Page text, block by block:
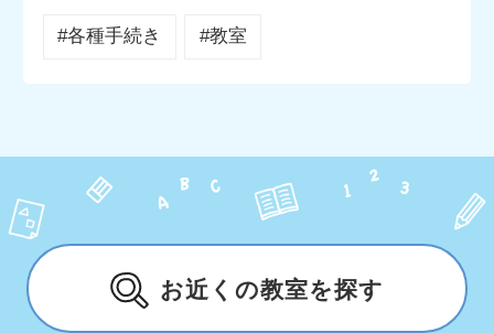
#各種手続き #教室
お近くの教室を探す